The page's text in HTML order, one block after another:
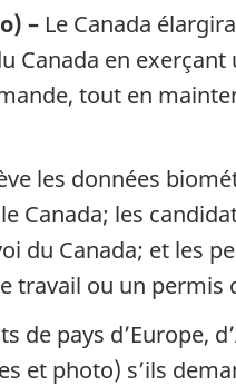
– Le Canada
Canada en
tout en
les données
Canada; les
du Canada; et les
travail ou un permis
de pays
et photo) s’ils